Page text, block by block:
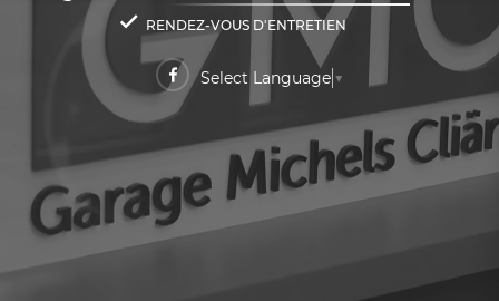
RENDEZ-VOUS D'ENTRETIEN
Select Language ▼